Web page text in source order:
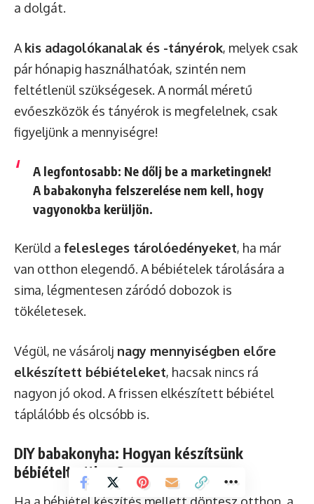
a dolgát.
A kis adagolókanalak és -tányérok, melyek csak
pár hónapig használhatóak, szintén nem
feltétlenül szükségesek. A normál méretű
evőeszközök és tányérok is megfelelnek, csak
figyeljünk a mennyiségre!
A legfontosabb: Ne dőlj be a marketingnek!
A babakonyha felszerelése nem kell, hogy
vagyonokba kerüljön.
Kerüld a felesleges tárolóedényeket, ha már
van otthon elegendő. A bébiételek tárolására a
sima, légmentesen záródó dobozok is
tökéletesek.
Végül, ne vásárolj nagy mennyiségben előre
elkészített bébiételeket, hacsak nincs rá
nagyon jó okod. A frissen elkészített bébiétel
táplálóbb és olcsóbb is.
DIY babakonyha: Hogyan készítsünk
bébiételt otthon?
Ha a bébiétel készítés mellett döntesz otthon, a